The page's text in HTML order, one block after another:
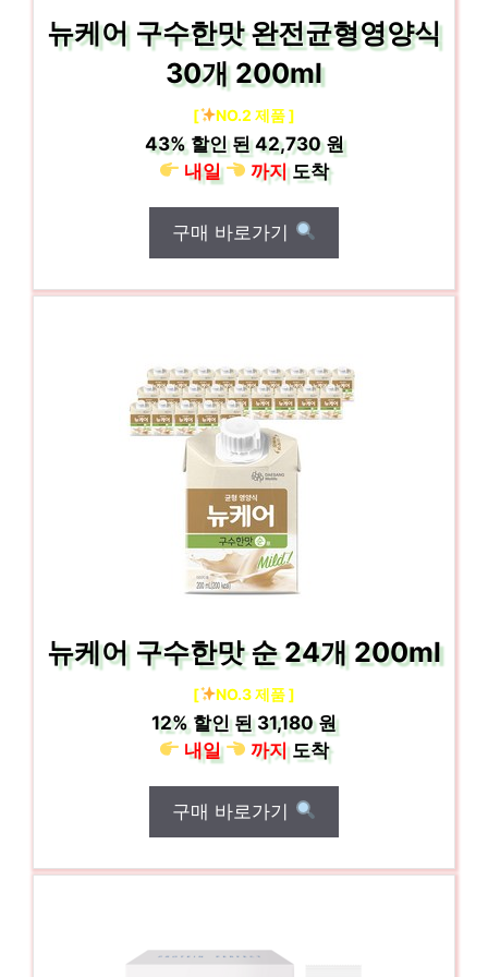
뉴케어 구수한맛 완전균형영양식
30개 200ml
[ NO.2 제품 ]
43%할인 된42,730 원
내일
까지도착
구매 바로가기
뉴케어 구수한맛 순 24개 200ml
[ NO.3 제품 ]
12% 할인 된31,180 원
내일
까지도착
구매 바로가기